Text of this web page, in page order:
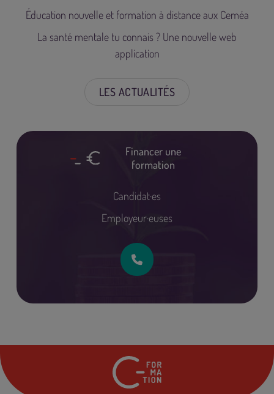
Éducation nouvelle et formation à distance aux Ceméa
La santé mentale tu connais ? Une nouvelle web
application
LES ACTUALITÉS
Financer une
formation
Candidat·es
Employeur·euses